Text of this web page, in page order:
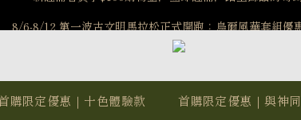
7/15-8/25 神秘星象學系列｜獅子座時區 項鍊 X 戒指 X 手
️8/6-8/12 第一波古文明馬拉松正式開跑：烏爾風華套組優惠
購限定優惠｜十色體驗款 首購限定優惠｜與神